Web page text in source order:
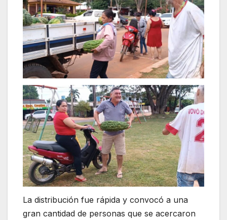
La distribución fue rápida y convocó a una
gran cantidad de personas que se acercaron